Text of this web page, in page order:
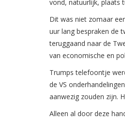
vond, natuurlijk, plaats
Dit was niet zomaar
uur lang bespraken de
teruggaand naar de
van economische en
Trumps telefoontje
de VS
aanwezig zouden zijn.
Alleen al door deze